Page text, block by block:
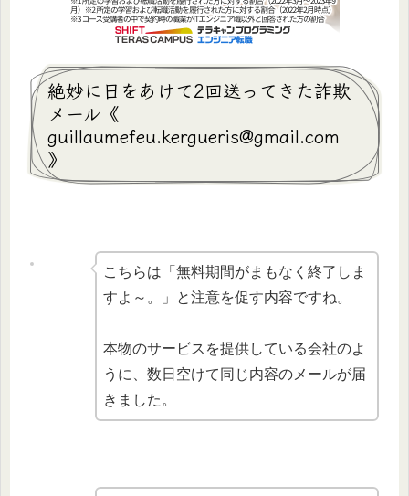
絶妙に日をあけて2回送ってきた詐欺
メール《
guillaumefeu.kergueris@gmail.com
》
こちらは「無料期間がまもなく終了しま
すよ～。」と注意を促す内容ですね。
本物のサービスを提供している会社のよ
うに、数日空けて同じ内容のメールが届
きました。